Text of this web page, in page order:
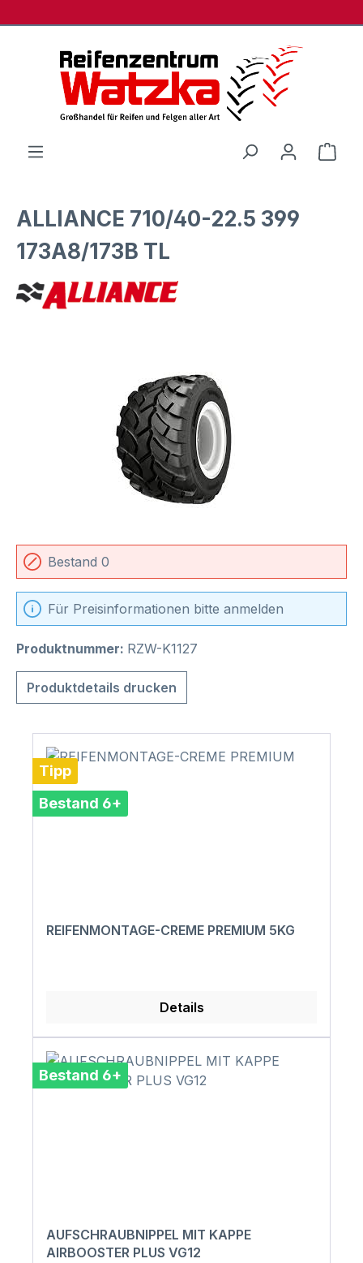
ALLIANCE 710/40-22.5 399
173A8/173B TL
Bestand 0
Für Preisinformationen bitte anmelden
Produktnummer: RZW-K1127
Produktdetails drucken
Tipp
Bestand 6+
REIFENMONTAGE-CREME PREMIUM 5KG
Details
Bestand 6+
AUFSCHRAUBNIPPEL MIT KAPPE
AIRBOOSTER PLUS VG12